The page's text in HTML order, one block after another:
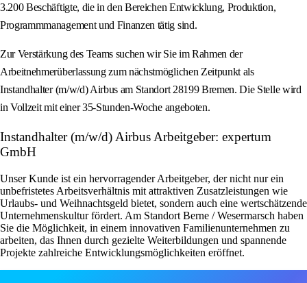
3.200 Beschäftigte, die in den Bereichen Entwicklung, Produktion,
Programmmanagement und Finanzen tätig sind.
Zur Verstärkung des Teams suchen wir Sie im Rahmen der
Arbeitnehmerüberlassung zum nächstmöglichen Zeitpunkt als
Instandhalter (m/w/d) Airbus am Standort 28199 Bremen. Die Stelle wird
in Vollzeit mit einer 35-Stunden-Woche angeboten.
Instandhalter (m/w/d) Airbus Arbeitgeber: expertum
GmbH
Unser Kunde ist ein hervorragender Arbeitgeber, der nicht nur ein
unbefristetes Arbeitsverhältnis mit attraktiven Zusatzleistungen wie
Urlaubs- und Weihnachtsgeld bietet, sondern auch eine wertschätzende
Unternehmenskultur fördert. Am Standort Berne / Wesermarsch haben
Sie die Möglichkeit, in einem innovativen Familienunternehmen zu
arbeiten, das Ihnen durch gezielte Weiterbildungen und spannende
Projekte zahlreiche Entwicklungsmöglichkeiten eröffnet.